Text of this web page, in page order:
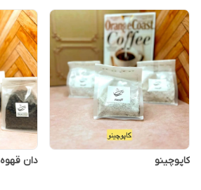
کاپوچینو دان قهوه